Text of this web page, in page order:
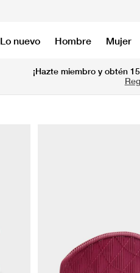
Lo nuevo Hombre Mujer
¡Hazte miembro y obtén